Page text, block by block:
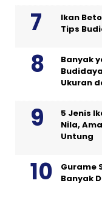
Ikan
Tips
Banyak
Ukuran
5 Jenis
Nila,
Untung
Gurame
Banyak